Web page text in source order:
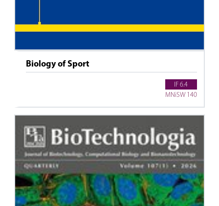
Biology of Sport
IF 6.4
MNiSW 140